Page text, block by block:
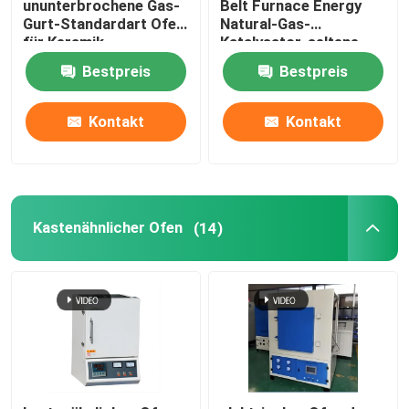
Hebeofen
Laufkatzenofen
Rollenherdbrennofen
Brennhilfsmittel
ununterbrochene Gas-
Gurt-Standardart Ofen
für Keramik
Bestpreis
Kontakt
Belt Furnace Energy
Natural-Gas-
Katalysator-seltene
Erdkalzinierung
Bestpreis
Kontakt
Kastenähnlicher Ofen (14)